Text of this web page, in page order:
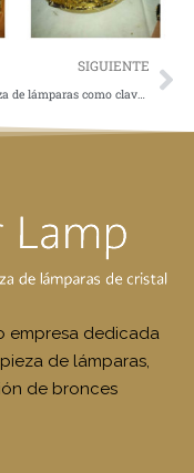
SIGUIENTE
La limpieza de lámparas como clave para detectar riesgos y garantizar su seguridad
empresa dedicada
de lámparas,
de bronces